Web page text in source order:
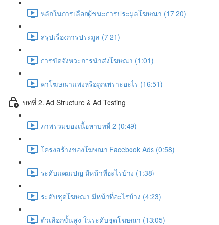
หลักในการเลือกผู้ชนะการประมูลโฆษณา (17:20)
สรุปเรื่องการประมูล (7:21)
การขัดจังหวะการนำส่งโฆษณา (1:01)
ค่าโฆษณาแพงหรือถูกเพราะอะไร (16:51)
บทที่ 2. Ad Structure & Ad Testing
ภาพรวมของเนื้อหาบทที่ 2 (0:49)
โครงสร้างของโฆษณา Facebook Ads (0:58)
ระดับแคมเปญ มีหน้าที่อะไรบ้าง (1:38)
ระดับชุดโฆษณา มีหน้าที่อะไรบ้าง (4:23)
ตัวเลือกขั้นสูง ในระดับชุดโฆษณา (13:05)